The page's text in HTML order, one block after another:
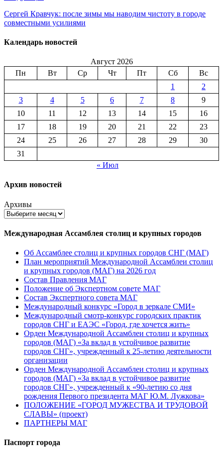
Сергей Кравчук: после зимы мы наводим чистоту в городе
совместными усилиями
Календарь новостей
Август 2026
Пн
Вт Ср Чт Пт Сб
Вс
1
2
3
4 5 6 7 8
9
10
11 12 13 14 15
16
17
18 19 20 21 22
23
24
25 26 27 28 29
30
31
« Июл
Архив новостей
Архивы
Международная Ассамблея столиц и крупных городов
Об Ассамблее столиц и крупных городов СНГ (МАГ)
План мероприятий Международной Ассамблеи столиц
и крупных городов (МАГ) на 2026 год
Состав Правления МАГ
Положение об Экспертном совете МАГ
Состав Экспертного совета МАГ
Международный конкурс «Город в зеркале СМИ»
Международный смотр-конкурс городских практик
городов СНГ и ЕАЭС «Город, где хочется жить»
Орден Международной Ассамблеи столиц и крупных
городов (МАГ) «За вклад в устойчивое развитие
городов СНГ», учрежденный к 25-летию деятельности
организации
Орден Международной Ассамблеи столиц и крупных
городов (МАГ) «За вклад в устойчивое развитие
городов СНГ», учрежденный к «90-летию со дня
рождения Первого президента МАГ Ю.М. Лужкова»
ПОЛОЖЕНИЕ «ГОРОД МУЖЕСТВА И ТРУДОВОЙ
СЛАВЫ» (проект)
ПАРТНЕРЫ МАГ
Паспорт города